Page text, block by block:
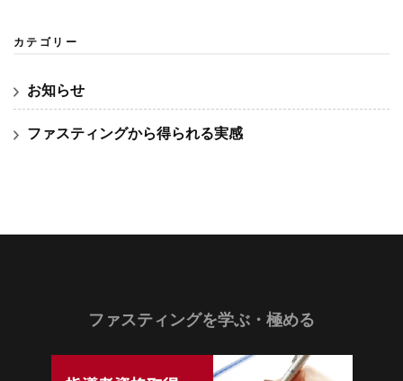
カテゴリー
お知らせ
ファスティングから得られる実感
ファスティングを学ぶ・極める